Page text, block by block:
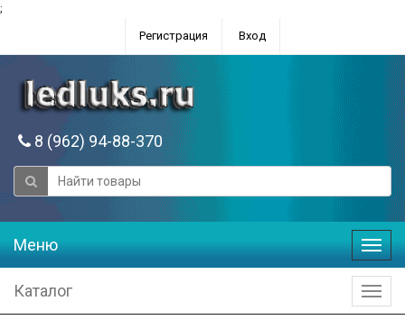
;
Регистрация
Вход
8 (962) 94-88-370
Меню
Меню
Каталог